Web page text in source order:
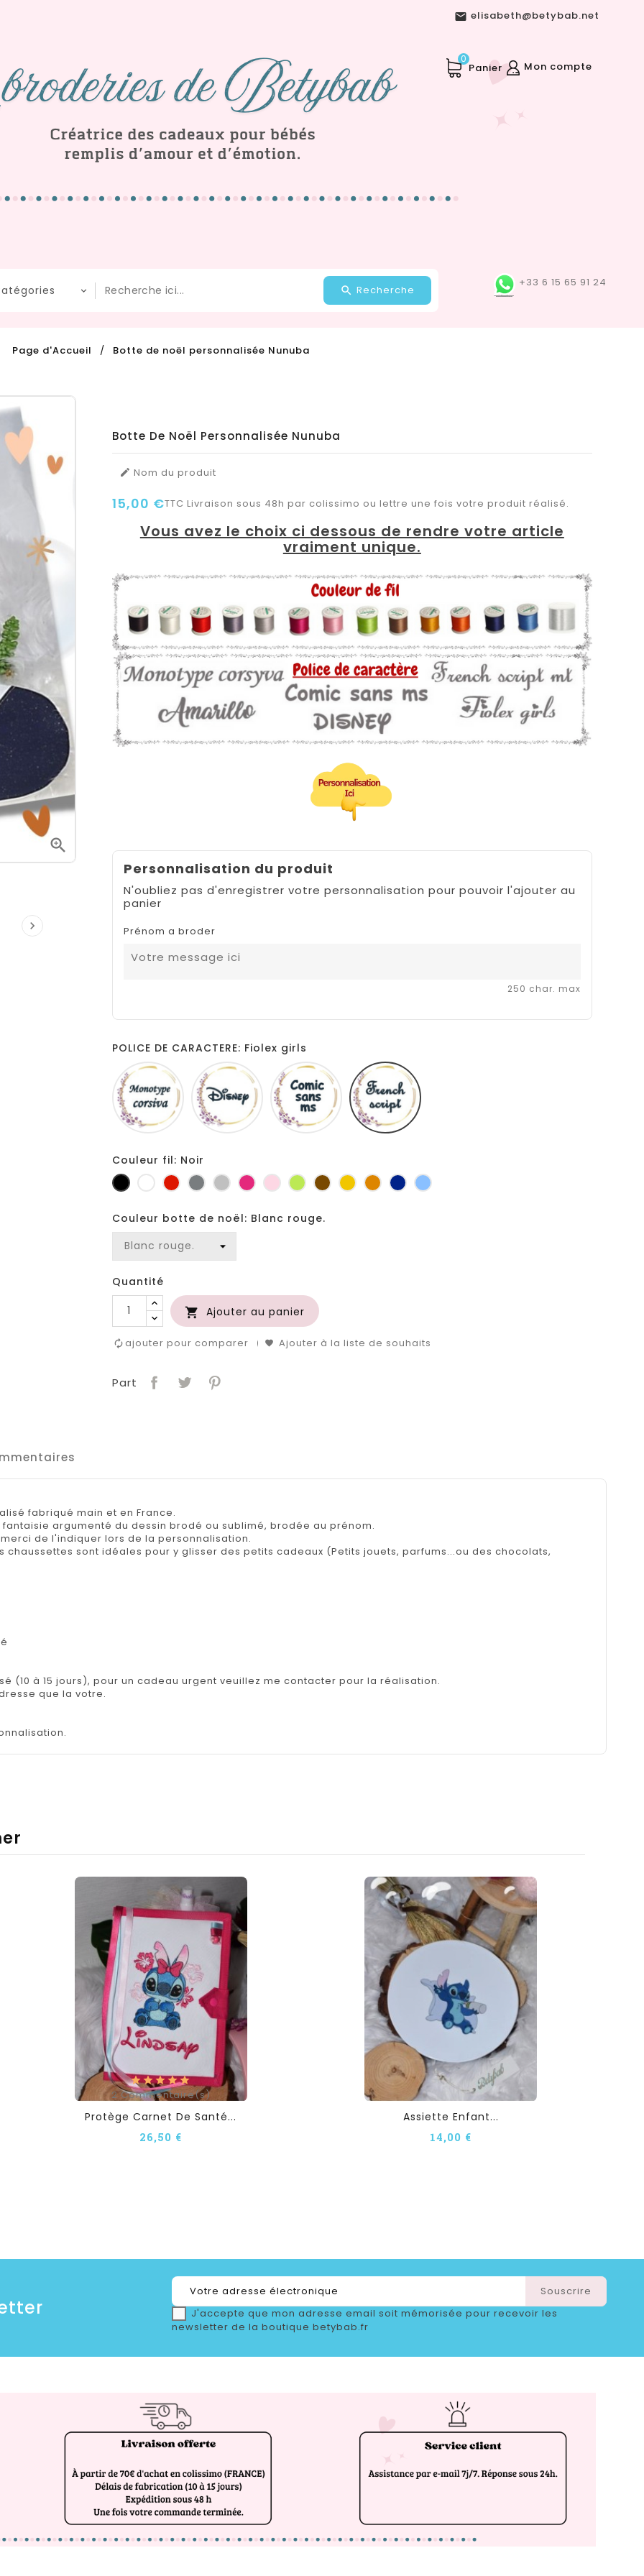
 elisabeth@betybab.net
Mon compte
Panier
0
+33 6 15 65 91 24
Recherche
Page d'Accueil Botte de noël personnalisée Nunuba


Botte De Noël Personnalisée Nunuba
 Nom du produit
15,00 €TTC Livraison sous 48h par colissimo ou lettre une fois votre produit réalisé.
Vous avez le choix ci dessous de rendre votre article
vraiment unique.
Personnalisation du produit
N'oubliez pas d'enregistrer votre personnalisation pour pouvoir l'ajouter au
panier
Prénom a broder
250 char. max
POLICE DE CARACTERE: Fiolex girls
Monotype
corsiva
Disney
Comic
sans
ms
girls
Couleur fil: Noir
Noir BlancRougeGris
foncé
Gris
clair
Fuchsia
RoseAnis MarronJaune
d'or
OrangeMarineBleu
Couleur botte de noël: Blanc rouge.
Quantité
 Ajouter au panier
ajouter pour comparer Ajouter à la liste de souhaits
Part
fabriqué main et en France.
argumenté du dessin brodé ou sublimé, brodée au prénom.
de l'indiquer lors de la personnalisation.
chaussettes sont idéales pour y glisser des petits cadeaux (Petits jouets, parfums...ou des chocolats,
(10 à 15 jours), pour un cadeau urgent veuillez me contacter pour la réalisation.
que la votre.
2Commentaire(s)
Protège Carnet De Santé...
26,50 €
Assiette Enfant...
14,00 €
J'accepte que mon adresse email soit mémorisée pour recevoir les
newsletter de la boutique betybab.fr